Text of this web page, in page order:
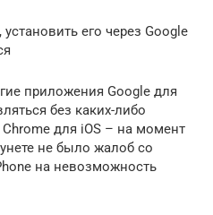
его через Google
приложения Google для
без каких-либо
для iOS – на момент
не было жалоб со
на невозможность